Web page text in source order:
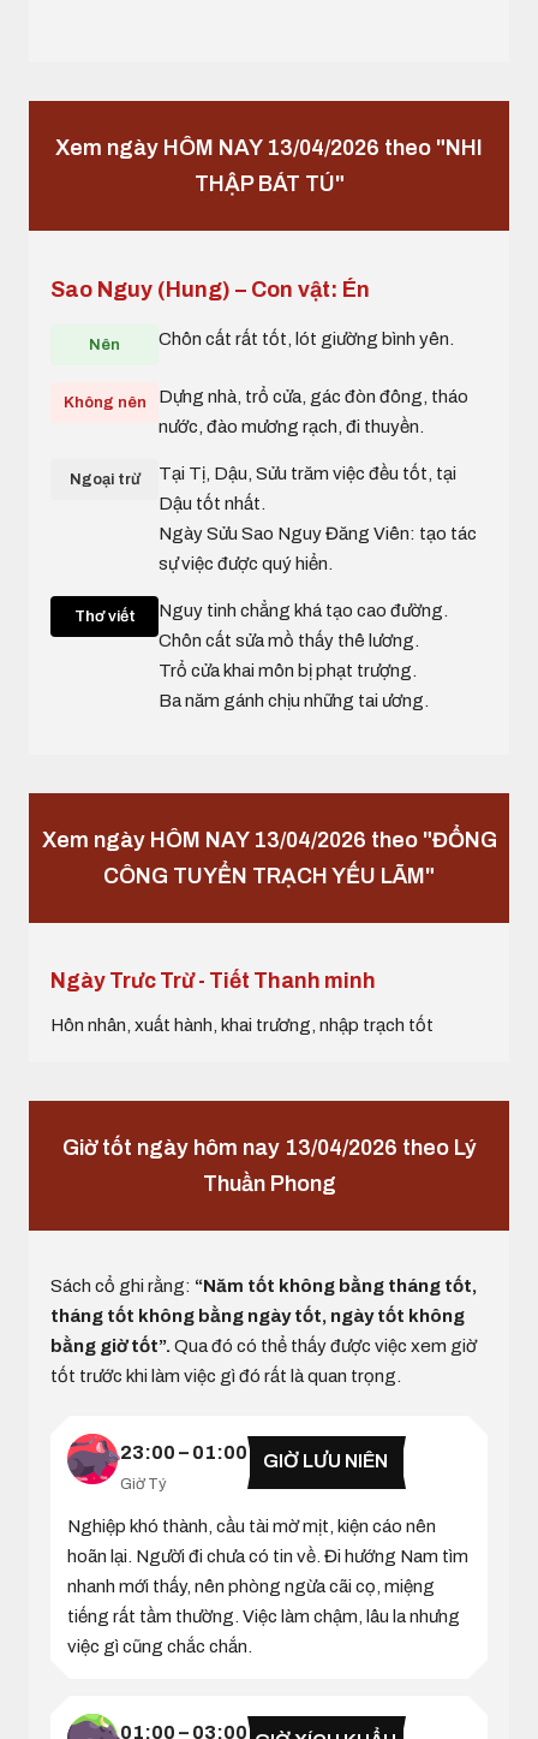
Xem ngày HÔM NAY 13/04/2026 theo "NHI
THẬP BÁT TÚ"
Sao Nguy (Hung) – Con vật: Én
Nên Chôn cất rất tốt, lót giường bình yên.
Không nên
Dựng nhà, trổ cửa, gác đòn đông, tháo
nước, đào mương rạch, đi thuyền.
Ngoại trừ
Tại Tị, Dậu, Sửu trăm việc đều tốt, tại
Dậu tốt nhất.
Ngày Sửu Sao Nguy Đăng Viên: tạo tác
sự việc được quý hiển.
Thơ viết
Nguy tinh chẳng khá tạo cao đường.
Chôn cất sửa mồ thấy thê lương.
Trổ cửa khai môn bị phạt trượng.
Ba năm gánh chịu những tai ương.
Xem ngày HÔM NAY 13/04/2026 theo "ĐỔNG
CÔNG TUYỂN TRẠCH YẾU LÃM"
Ngày Trưc Trừ - Tiết Thanh minh
Hôn nhân, xuất hành, khai trương, nhập trạch tốt
Giờ tốt ngày hôm nay 13/04/2026 theo Lý
Thuần Phong
Sách cổ ghi rằng: “Năm tốt không bằng tháng tốt,
tháng tốt không bằng ngày tốt, ngày tốt không
bằng giờ tốt”. Qua đó có thể thấy được việc xem giờ
tốt trước khi làm việc gì đó rất là quan trọng.
23:00 – 01:00
Giờ Tý
GIỜ LƯU NIÊN
Nghiệp khó thành, cầu tài mờ mịt, kiện cáo nên
hoãn lại. Người đi chưa có tin về. Đi hướng Nam tìm
nhanh mới thấy, nên phòng ngừa cãi cọ, miệng
tiếng rất tầm thường. Việc làm chậm, lâu la nhưng
việc gì cũng chắc chắn.
01:00 – 03:00